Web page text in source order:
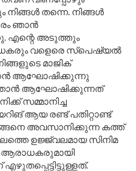
നിങ്ങൾ തന്നെ. നിങ്ങൾ
ഞാൻ
എന്റെ അടുത്തും
വളെരെ സ്പെഷ്യൽ
മാജിക്
ആഘോഷിക്കുന്നു
ഞാൻ ആഘോഷിക്കുന്നത്
സമ്മാനിച്ച
ആയ രണ്ട് പതിറ്റാണ്ട്
അവസാനിക്കുന്ന കത്ത്
ഉജ്ജ്വലമായ സിനിമ
ആരാധകരുമായി